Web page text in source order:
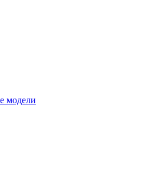
модели